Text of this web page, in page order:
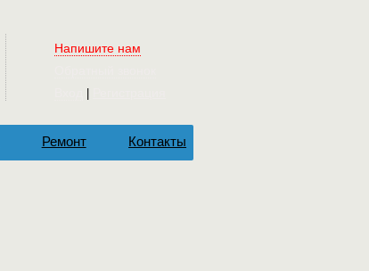
Напишите нам
Ремонт Контакты